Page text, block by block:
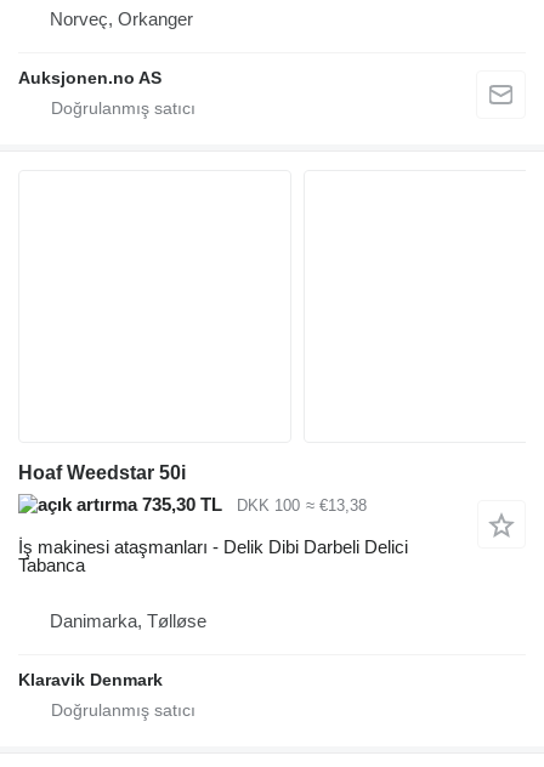
Norveç, Orkanger
Auksjonen.no AS
Hoaf Weedstar 50i
735,30 TL
DKK 100 ≈ €13,38
İş makinesi ataşmanları - Delik Dibi Darbeli Delici
Tabanca
Danimarka, Tølløse
Klaravik Denmark